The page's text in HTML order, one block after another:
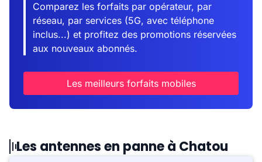
Comparez les forfaits par opérateur, par
réseau, par services (5G, avec téléphone
inclus...) et profitez des promotions réservées
aux nouveaux abonnés.
Les meilleurs forfaits mobiles
Les antennes en panne à Chatou